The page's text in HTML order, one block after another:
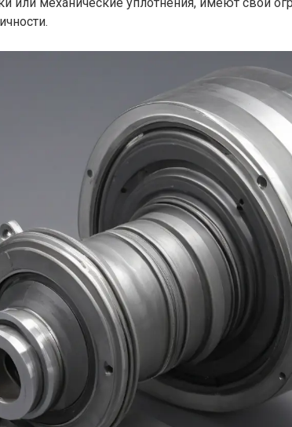
или механические уплотнения, имеют свои